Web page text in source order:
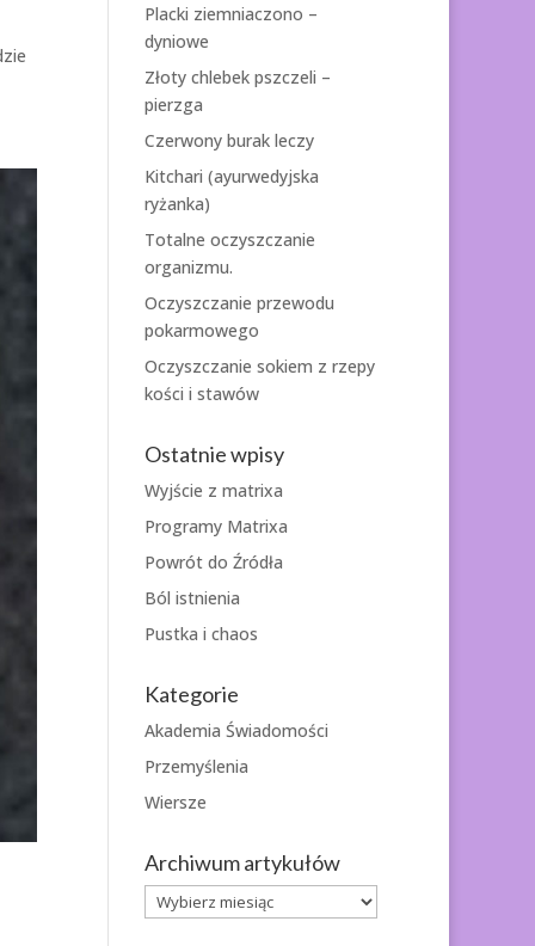
Placki ziemniaczono –
dyniowe
Złoty chlebek pszczeli –
pierzga
Czerwony burak leczy
Kitchari (ayurwedyjska
ryżanka)
Totalne oczyszczanie
organizmu.
Oczyszczanie przewodu
pokarmowego
Oczyszczanie sokiem z rzepy
kości i stawów
Ostatnie wpisy
Wyjście z matrixa
Programy Matrixa
Powrót do Źródła
Ból istnienia
Pustka i chaos
Kategorie
Akademia Świadomości
Przemyślenia
Wiersze
Archiwum artykułów
Archiwum
artykułów